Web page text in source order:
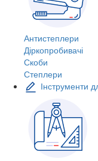
Антистеплери
Діркопробивачі
Скоби
Степлери
Інструменти